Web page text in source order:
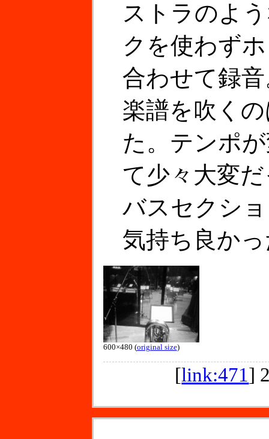
ストラのよ
クを使わず
合わせて録
楽譜を吹く
た。テンポ
て少々大変
バスセクシ
気持ち良か
600×480 (original size)
[link:471]